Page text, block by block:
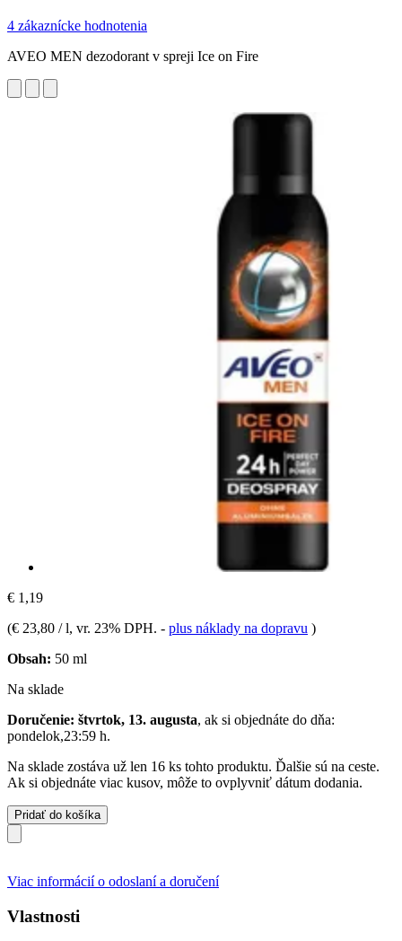
4 zákaznícke hodnotenia
AVEO MEN dezodorant v spreji Ice on Fire
€ 1,19
(€ 23,80 / l, vr. 23% DPH. - plus náklady na dopravu )
Obsah: 50 ml
Na sklade
Doručenie: štvrtok, 13. augusta, ak si objednáte do dňa:
pondelok,23:59 h.
Na sklade zostáva už len 16 ks tohto produktu. Ďalšie sú na ceste.
Ak si objednáte viac kusov, môže to ovplyvniť dátum dodania.
Pridať do košíka
Viac informácií o odoslaní a doručení
Vlastnosti